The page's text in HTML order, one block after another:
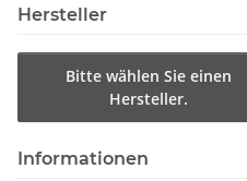
Hersteller
Bitte wählen Sie einen
Hersteller.
Informationen